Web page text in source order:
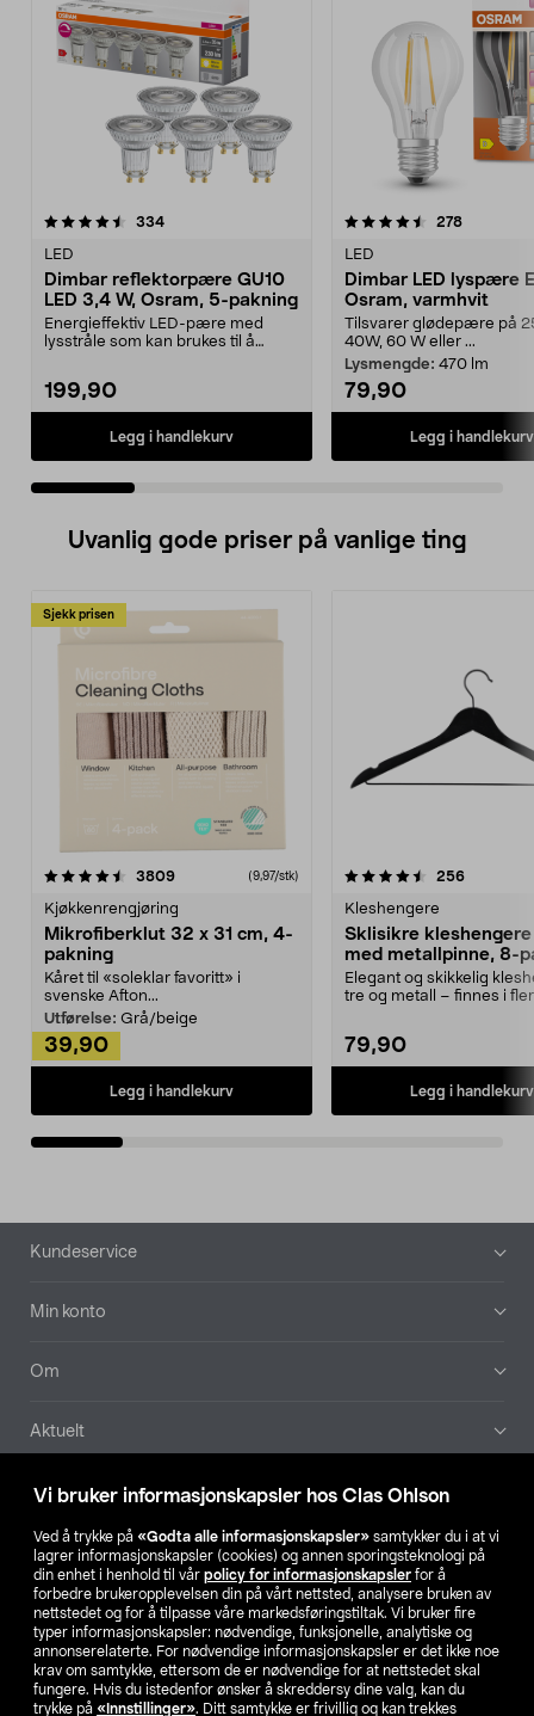
Vi bruker informasjonskapsler hos Clas Ohlson
Ved å trykke på «Godta alle informasjonskapsler» samtykker du i at vi
lagrer informasjonskapsler (cookies) og annen sporingsteknologi på
din enhet i henhold til vår policy for informasjonskapsler for å
forbedre brukeropplevelsen din på vårt nettsted, analysere bruken av
nettstedet og for å tilpasse våre markedsføringstiltak. Vi bruker fire
typer informasjonskapsler: nødvendige, funksjonelle, analytiske og
annonserelaterte. For nødvendige informasjonskapsler er det ikke noe
krav om samtykke, ettersom de er nødvendige for at nettstedet skal
fungere. Hvis du istedenfor ønsker å skreddersy dine valg, kan du
trykke på «Innstillinger». Ditt samtykke er frivillig og kan trekkes
334anmeldelser
LED
Dimbar reflektorpære GU10
LED 3,4 W, Osram, 5-pakning
Energieffektiv LED-pære med
lysstråle som kan brukes til å
199,90
Legg i handlekurv
4.5 av 5 stjerner 278
LED
Dimbar LED lyspære
Osram, varmhvit
Tilsvarer glødepære på
40W, 60 W eller ...
Lysmengde: 470 lm
79,90
Legg i handlekurv
5.0 av 5 stjerner
Uvanlig gode priser på vanlige ting
Sjekk prisen
3809anmeldelser(9,97/stk)
Kjøkkenrengjøring
Mikrofiberklut 32 x 31 cm, 4-
pakning
Kåret til «soleklar favoritt» i
svenske Afton...
Utførelse: Grå/beige
39,90
Legg i handlekurv
4.5av 5 stjerner 256
Kleshengere
Sklisikre
med metallpinne, 8-
Elegant og skikkelig
tre og metall – finnes i
79,90
Legg i handlekurv
4.5av 5 stjerner
Bunntekst
Kundeservice
Min konto
Om
Aktuelt
Våre selskaper
Finn din butikk
SE NO FI